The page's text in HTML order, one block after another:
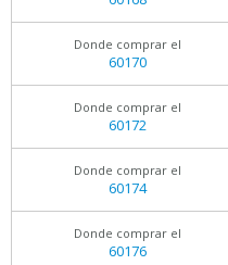
Donde comprar el
60170
Donde comprar el
60172
Donde comprar el
60174
Donde comprar el
60176